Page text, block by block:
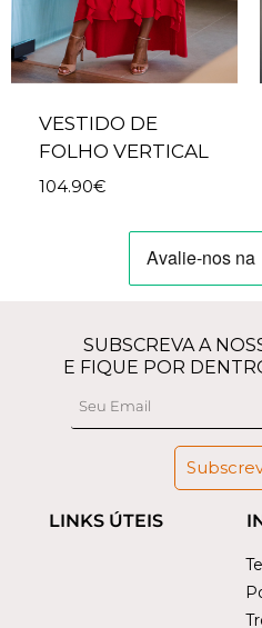
VESTIDO DE
FOLHO VERTICAL
104.90€
LINKS ÚTEIS
SUBSCREVA A
E FIQUE POR